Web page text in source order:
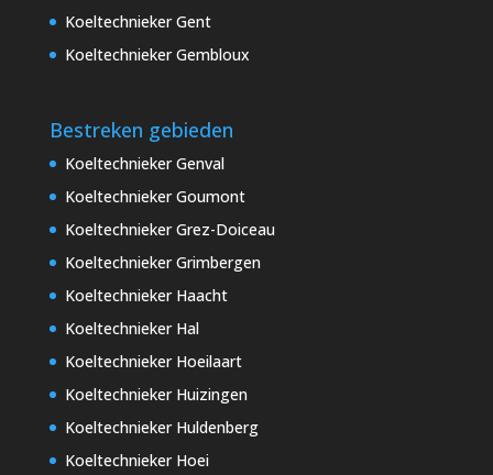
Koeltechnieker Gent
Koeltechnieker Gembloux
Bestreken gebieden
Koeltechnieker Genval
Koeltechnieker Goumont
Koeltechnieker Grez-Doiceau
Koeltechnieker Grimbergen
Koeltechnieker Haacht
Koeltechnieker Hal
Koeltechnieker Hoeilaart
Koeltechnieker Huizingen
Koeltechnieker Huldenberg
Koeltechnieker Hoei